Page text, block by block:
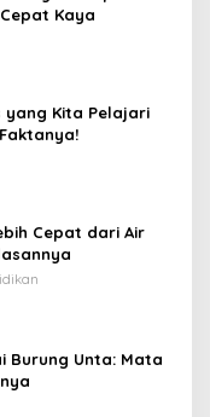
Kaya
yang Kita Pelajari
Cepat dari Air
Burung Unta: Mata